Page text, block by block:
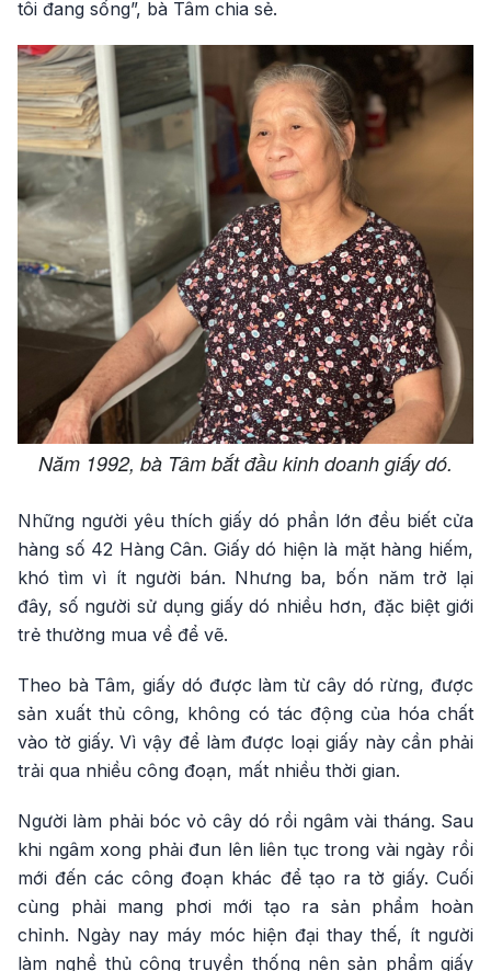
tôi đang sống”, bà Tâm chia sẻ.
Năm 1992, bà Tâm bắt đầu kinh doanh giấy dó.
Những người yêu thích giấy dó phần lớn đều biết cửa
hàng số 42 Hàng Cân. Giấy dó hiện là mặt hàng hiếm,
khó tìm vì ít người bán. Nhưng ba, bốn năm trở lại
đây, số người sử dụng giấy dó nhiều hơn, đặc biệt giới
trẻ thường mua về để vẽ.
Theo bà Tâm, giấy dó được làm từ cây dó rừng, được
sản xuất thủ công, không có tác động của hóa chất
vào tờ giấy. Vì vậy để làm được loại giấy này cần phải
trải qua nhiều công đoạn, mất nhiều thời gian.
Người làm phải bóc vỏ cây dó rồi ngâm vài tháng. Sau
khi ngâm xong phải đun lên liên tục trong vài ngày rồi
mới đến các công đoạn khác để tạo ra tờ giấy. Cuối
cùng phải mang phơi mới tạo ra sản phẩm hoàn
chỉnh. Ngày nay máy móc hiện đại thay thế, ít người
làm nghề thủ công truyền thống nên sản phẩm giấy